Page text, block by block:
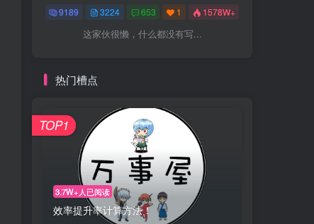
9189 3224 653 1 1578W+
这家伙很懒，什么都没有写...
热门槽点
3.7W+人已阅读
效率提升率计算方法！
TOP1